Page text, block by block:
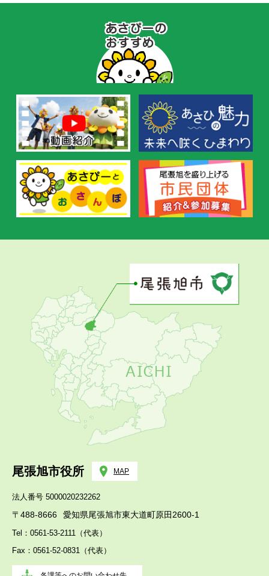
の
お
す
め
尾張旭市役所 MAP
法人番号 5000020232262
〒488-8666 愛知県尾張旭市東大道町原田2600-1
Tel：0561-53-2111（代表）
Fax：0561-52-0831（代表）